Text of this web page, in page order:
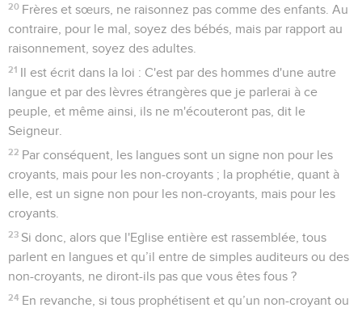
20 Frères et sœurs, ne raisonnez pas comme des enfants. Au
contraire, pour le mal, soyez des bébés, mais par rapport au
raisonnement, soyez des adultes.
21 Il est écrit dans la loi : C'est par des hommes d'une autre
langue et par des lèvres étrangères que je parlerai à ce
peuple, et même ainsi, ils ne m'écouteront pas, dit le
Seigneur.
22 Par conséquent, les langues sont un signe non pour les
croyants, mais pour les non-croyants ; la prophétie, quant à
elle, est un signe non pour les non-croyants, mais pour les
croyants.
23 Si donc, alors que l'Eglise entière est rassemblée, tous
parlent en langues et qu’il entre de simples auditeurs ou des
non-croyants, ne diront-ils pas que vous êtes fous ?
24 En revanche, si tous prophétisent et qu’un non-croyant ou